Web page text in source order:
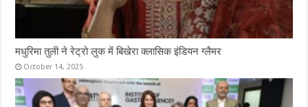
मधुरिमा तुली ने रेट्रो लुक में बिखेरा क्लासिक इंडियन ग्लैमर
October 14, 2025